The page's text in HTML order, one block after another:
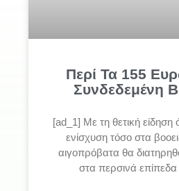
Περί Τα 155
Συνδεδεμένη
[ad_1] Με τη θετική είδηση
ενίσχυση τόσο στα
αιγοπρόβατα θα
στα περσινά επίπεδα